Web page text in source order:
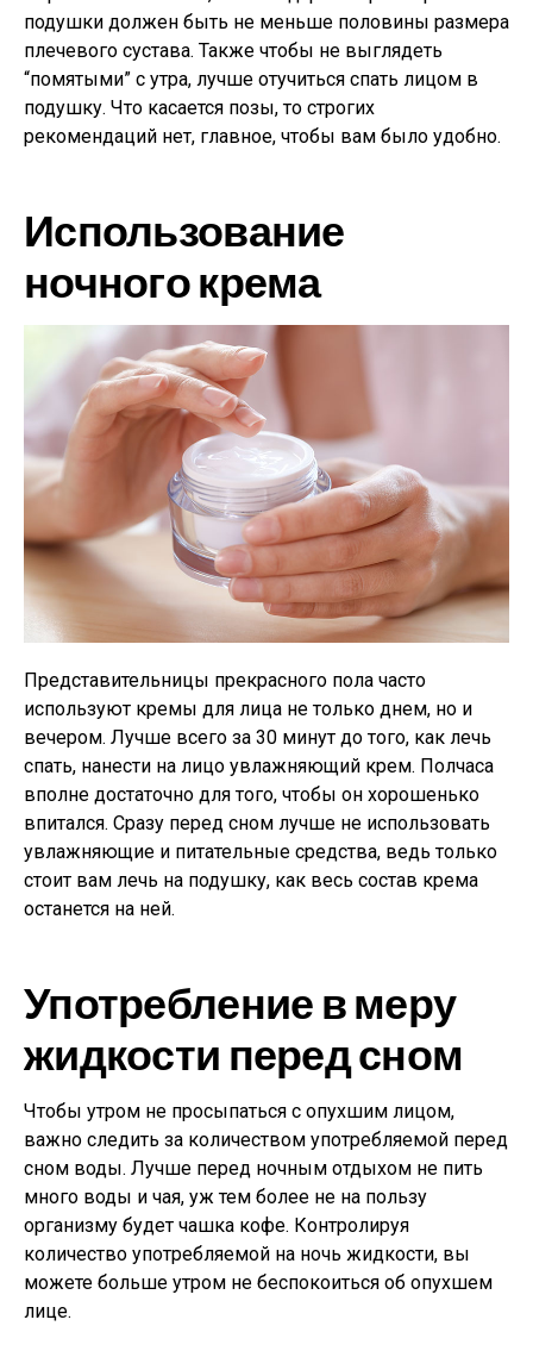
подушки должен быть не меньше половины размера
плечевого сустава. Также чтобы не выглядеть
“помятыми” с утра, лучше отучиться спать лицом в
подушку. Что касается позы, то строгих
рекомендаций нет, главное, чтобы вам было удобно.
Использование
ночного крема
Представительницы прекрасного пола часто
используют кремы для лица не только днем, но и
вечером. Лучше всего за 30 минут до того, как лечь
спать, нанести на лицо увлажняющий крем. Полчаса
вполне достаточно для того, чтобы он хорошенько
впитался. Сразу перед сном лучше не использовать
увлажняющие и питательные средства, ведь только
стоит вам лечь на подушку, как весь состав крема
останется на ней.
Употребление в меру
жидкости перед сном
Чтобы утром не просыпаться с опухшим лицом,
важно следить за количеством употребляемой перед
сном воды. Лучше перед ночным отдыхом не пить
много воды и чая, уж тем более не на пользу
организму будет чашка кофе. Контролируя
количество употребляемой на ночь жидкости, вы
можете больше утром не беспокоиться об опухшем
лице.